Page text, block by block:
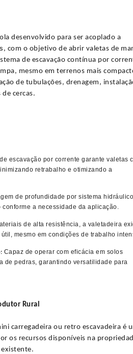
desenvolvido para ser acoplado a
, com o objetivo de abrir valetas de
de escavação contínua por
mesmo em terrenos mais
de tubulações, drenagem,
cercas.
escavação por corrente garante valetas
retrabalho e otimizando a
de profundidade por sistema
a necessidade da aplicação.
de alta resistência, a valetadeira
mesmo em condições de trabalho
Capaz de operar com eficácia em solos
de pedras, garantindo versatilidade para
Rural
carregadeira ou retro escavadeira é
os recursos disponíveis na